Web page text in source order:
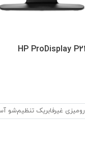
رومیزی غیرفابریک تنظیم‌شو